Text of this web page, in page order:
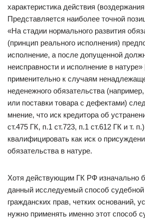
характеристика действия
Представляется наиболее точной
«На стадии нормального развития
(принцип реального исполнения)
исполнение, а после допущенной
неисправности и исполнение в
применительно к случаям
неденежного обязательства
или поставки товара с дефектами)
мнение, что иск кредитора об
ст.475 ГК, п.1 ст.723, п.1 ст.612 ГК и т.
квалифицировать как иск о
обязательства в натуре.
Хотя действующим ГК РФ изначально
данный исследуемый способ
гражданских прав, четких оснований,
нужно применять именно этот способ